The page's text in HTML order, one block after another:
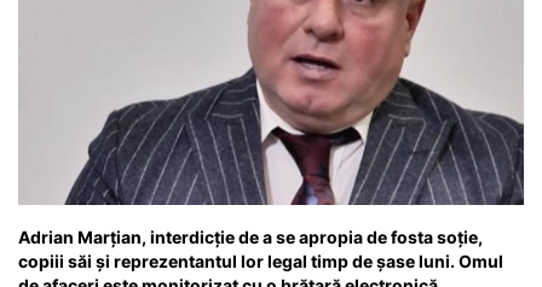
Adrian Marțian, interdicție de a se apropia de fosta soție,
copiii săi și reprezentantul lor legal timp de șase luni. Omul